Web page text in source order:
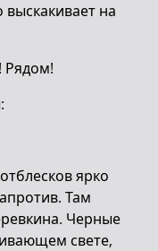
выскакивает на
Рядом!
ярко
Там
Черные
свете,